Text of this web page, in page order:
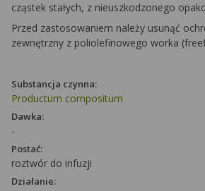
cząstek stałych, z nieuszkodzonego
Przed zastosowaniem należy usunąć
zewnętrzny z poliolefinowego worka
Substancja czynna:
Productum compositum
Dawka:
-
Postać:
roztwór do infuzji
Działanie: